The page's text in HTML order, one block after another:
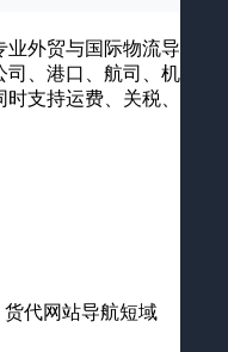
外贸与国际物流导航平
、港口、航司、机场、
支持运费、关税、海关
货代网站导航短域